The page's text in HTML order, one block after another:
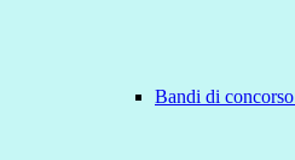
Bandi di concorso